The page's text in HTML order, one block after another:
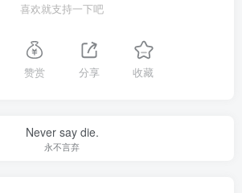
喜欢就支持一下吧
赞赏 分享 收藏
Never say die.
永不言弃